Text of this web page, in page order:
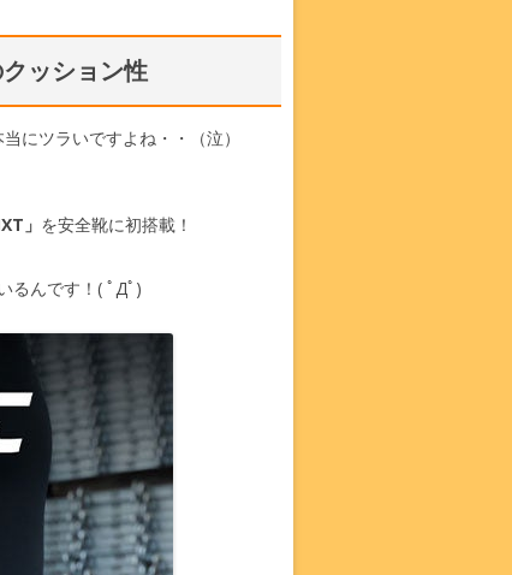
ッション性
にツラいですよね・・（泣）
」 を安全靴に初搭載！
るんです！( ﾟДﾟ)